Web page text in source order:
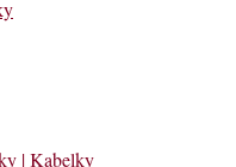
| Kabelky